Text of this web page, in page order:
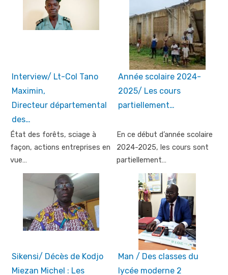
Interview/ Lt-Col Tano
Maximin,
Directeur départemental
des…
État des forêts, sciage à
façon, actions entreprises en
vue…
Année scolaire 2024-
2025/ Les cours
partiellement…
En ce début d’année scolaire
2024-2025, les cours sont
partiellement…
Sikensi/ Décès de Kodjo
Miezan Michel : Les
Man / Des classes du
lycée moderne 2